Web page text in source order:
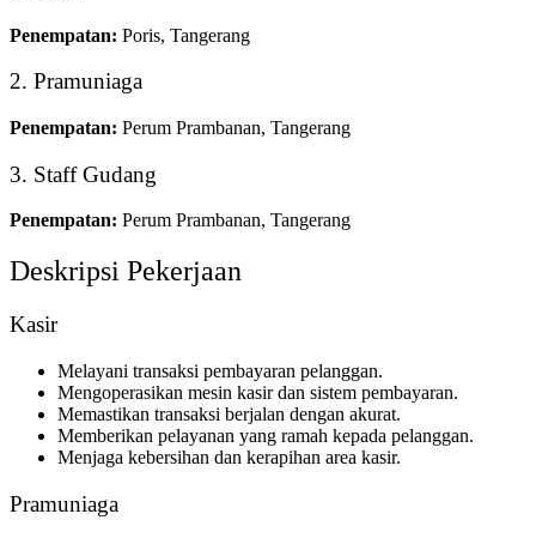
Penempatan: Poris, Tangerang
2. Pramuniaga
Penempatan: Perum Prambanan, Tangerang
3. Staff Gudang
Penempatan: Perum Prambanan, Tangerang
Deskripsi Pekerjaan
Kasir
Melayani transaksi pembayaran pelanggan.
Mengoperasikan mesin kasir dan sistem pembayaran.
Memastikan transaksi berjalan dengan akurat.
Memberikan pelayanan yang ramah kepada pelanggan.
Menjaga kebersihan dan kerapihan area kasir.
Pramuniaga